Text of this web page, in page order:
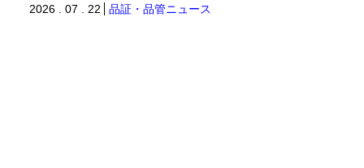
2026 . 07 . 22 品証・品管ニュース